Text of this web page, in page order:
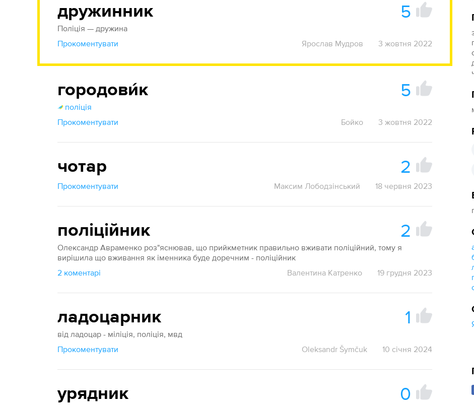
дружинник 5
Поліція — дружина
Прокоментувати
Ярослав Мудров 3 жовтня 2022
городови́к 5
поліція
Прокоментувати
Бойко 3 жовтня 2022
чотар 2
Прокоментувати Максим Лободзінський 18 червня 2023
поліційник 2
Олександр Авраменко роз"яснював, що прийкметник правильно вживати поліційний, тому я
вирішила що вживання як іменника буде доречним - поліційник
2 коментарі
Валентина Катренко 19 грудня 2023
ладоцарник 1
від ладоцар - міліція, поліція, мвд
Прокоментувати
Oleksandr Šymčuk 10 січня 2024
урядник 0